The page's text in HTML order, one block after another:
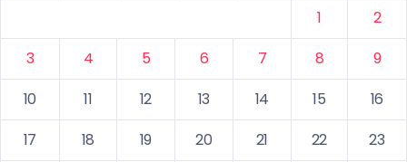
1
2
3
4 5 6 7 8
9
10
11 12 13 14 15
16
17
18 19 20 21 22
23